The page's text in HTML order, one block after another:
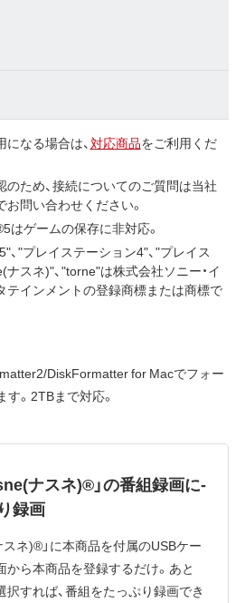
なる場合は、対応商品をご利用くだ
ため、接続についてのご質問は当社
お問い合わせください。
はゲームの保存に非対応。
、"プレイステーション4"、"プレイス
ナスネ)"、"torne"は株式会社ソニー・イ
テインメントの登録商標または商標で
DiskFormatter for Macでフォー
。2TBまで対応。
ナスネ)®」の番組録画に-
録画
ネ)®」に本商品を付属のUSBケー
から本商品を登録するだけ。あと
択すれば、番組をたっぷり録画でき